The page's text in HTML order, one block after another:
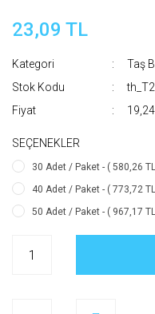
23,09 TL
Kategori
Taş
Stok Kodu
Fiyat
SEÇENEKLER
30 Adet / Paket - ( 580,26
40 Adet / Paket - ( 773,72
50 Adet / Paket - ( 967,17